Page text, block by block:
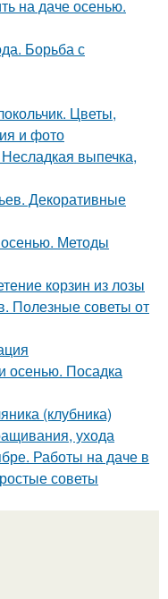
на даче осенью.
Борьба с
Цветы,
и фото
выпечка,
Декоративные
Методы
корзин из лозы
Полезные советы от
осенью. Посадка
(клубника)
ухода
Работы на даче в
советы